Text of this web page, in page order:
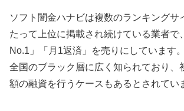
ソフト闇金ハナビは複数のランキングサ
たって上位に掲載され続けている業者で
No.1」「月1返済」を売りにしています
全国のブラック層に広く知られており、
額の融資を行うケースもあるとされてい